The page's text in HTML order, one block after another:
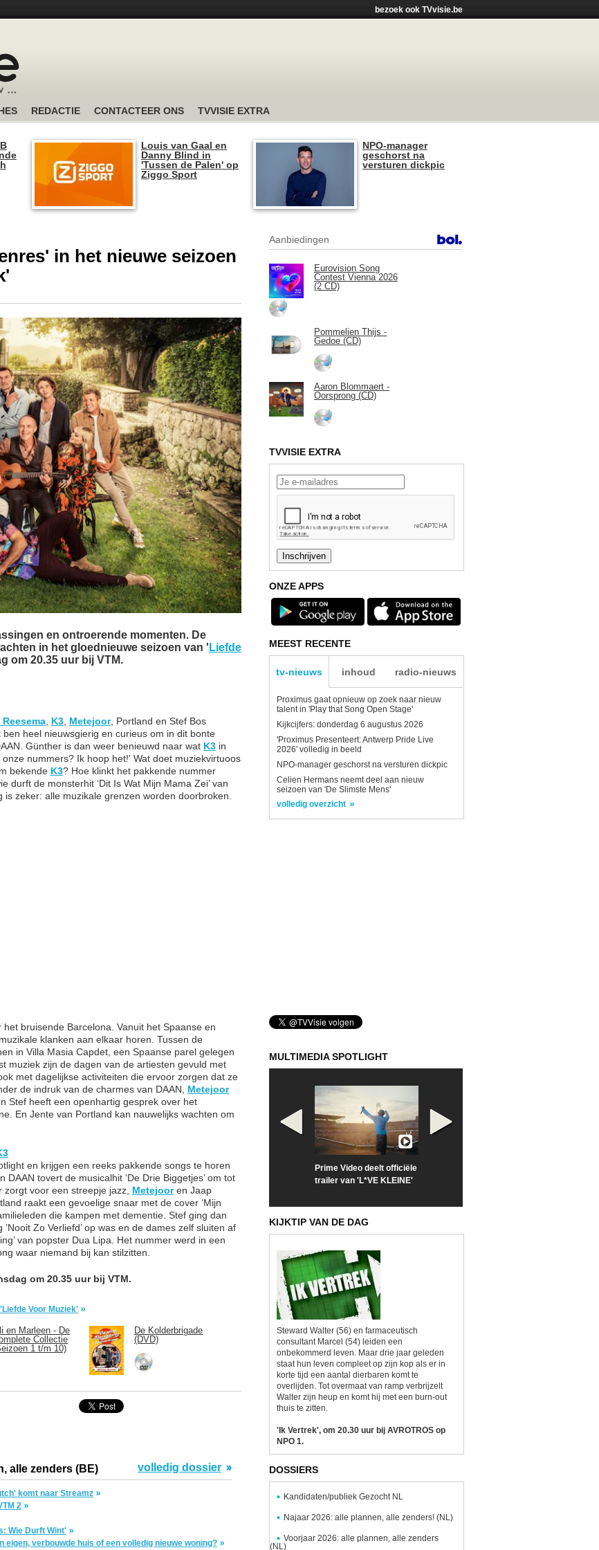
bezoek ook TVvisie.be
REDACTIE CONTACTEER ONS TVVISIE EXTRA
Louis van Gaal en
Danny Blind in
'Tussen de Palen' op
Ziggo Sport
NPO-manager
geschorst na
versturen dickpic
in het nieuwe seizoen
en ontroerende momenten. De
in het gloednieuwe seizoen van ' Liefde
om 20.35 uur bij VTM.
K3 Metejoor, Portland en Stef Bos
heel nieuwsgierig en curieus om in dit bonte
Günther is dan weer benieuwd naar wat K3 in
nummers? Ik hoop het!' Wat doet muziekvirtuoos
bekende K3? Hoe klinkt het pakkende nummer
durft de monsterhit ‘Dit Is Wat Mijn Mama Zei’ van
zeker: alle muzikale grenzen worden doorbroken.
bruisende Barcelona. Vanuit het Spaanse en
klanken aan elkaar horen. Tussen de
in Villa Masia Capdet, een Spaanse parel gelegen
muziek zijn de dagen van de artiesten gevuld met
met dagelijkse activiteiten die ervoor zorgen dat ze
de indruk van de charmes van DAAN, Metejoor
Stef heeft een openhartig gesprek over het
En Jente van Portland kan nauwelijks wachten om
en krijgen een reeks pakkende songs te horen
tovert de musicalhit ‘De Drie Biggetjes’ om tot
voor een streepje jazz, Metejooren Jaap
raakt een gevoelige snaar met de cover ‘Mijn
die kampen met dementie. Stef ging dan
Zo Verliefd’ op was en de dames zelf sluiten af
van popster Dua Lipa. Het nummer werd in een
waar niemand bij kan stilzitten.
om 20.35 uur bij VTM.
Voor Muziek'
en Marleen - De
Collectie
1 t/m 10)
De Kolderbrigade
(DVD)
alle zenders (BE) volledig dossier
komt naar Streamz
2
Wie Durft Wint'
verbouwde huis of een volledig nieuwe woning?
Aanbiedingen
Eurovision Song
Contest Vienna 2026
(2 CD)
Pommelien Thijs -
Gedoe (CD)
Aaron Blommaert -
Oorsprong (CD)
TVVISIE EXTRA
ONZE APPS
MEEST RECENTE
tv-nieuws inhoud radio-nieuws
Proximus gaat opnieuw op zoek naar nieuw
talent in 'Play that Song Open Stage'
Kijkcijfers: donderdag 6 augustus 2026
'Proximus Presenteert: Antwerp Pride Live
2026' volledig in beeld
NPO-manager geschorst na versturen dickpic
Celien Hermans neemt deel aan nieuw
seizoen van 'De Slimste Mens'
volledig overzicht
MULTIMEDIA SPOTLIGHT
Prime Video deelt officiële
trailer van 'L*VE KLEINE'
KIJKTIP VAN DE DAG
Steward Walter (56) en farmaceutisch
consultant Marcel (54) leiden een
onbekommerd leven. Maar drie jaar geleden
staat hun leven compleet op zijn kop als er in
korte tijd een aantal dierbaren komt te
overlijden. Tot overmaat van ramp verbrijzelt
Walter zijn heup en komt hij met een burn-out
thuis te zitten.
'Ik Vertrek', om 20.30 uur bij AVROTROS op
NPO 1.
DOSSIERS
Kandidaten/publiek Gezocht NL
Najaar 2026: alle plannen, alle zenders! (NL)
Voorjaar 2026: alle plannen, alle zenders
(NL)